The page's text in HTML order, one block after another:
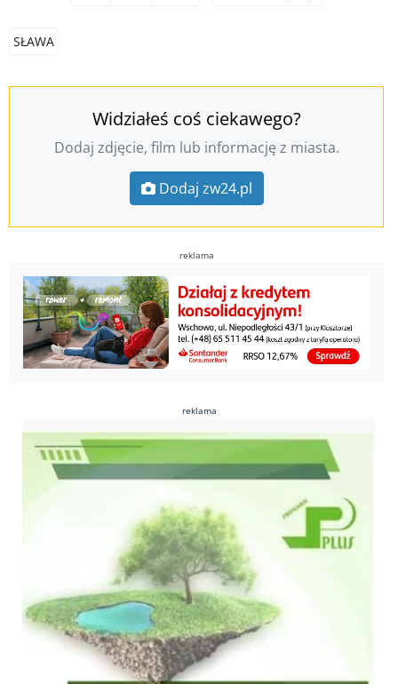
SŁAWA
Widziałeś coś ciekawego?
Dodaj zdjęcie, film lub informację z miasta.
Dodaj zw24.pl
reklama
reklama